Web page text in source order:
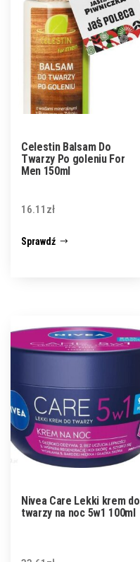
Celestin Balsam Do
Twarzy Po goleniu For
Men 150ml
16.11 zł
Sprawdź
Nivea Care Lekki krem do
twarzy na noc 5w1 100ml